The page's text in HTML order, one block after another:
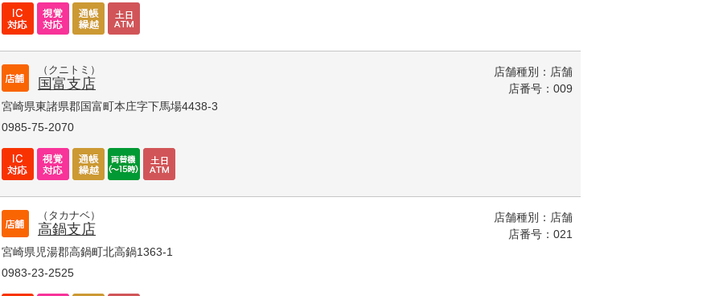
（クニトミ）
国富支店
宮崎県東諸県郡国富町本庄字下馬場4438-3
0985-75-2070
店舗種別：店舗
店番号：009
（タカナベ）
高鍋支店
宮崎県児湯郡高鍋町北高鍋1363-1
0983-23-2525
店舗種別：店舗
店番号：021